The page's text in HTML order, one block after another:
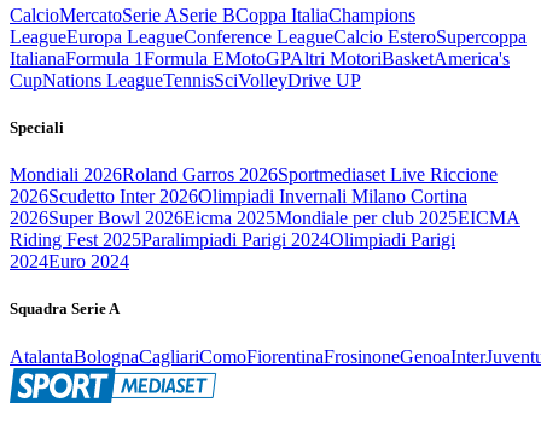
CalcioMercatoSerie ASerie BCoppa ItaliaChampions
LeagueEuropa LeagueConference LeagueCalcio EsteroSupercoppa
ItalianaFormula 1Formula EMotoGPAltri MotoriBasketAmerica's
CupNations LeagueTennisSciVolleyDrive UP
Speciali
Mondiali 2026Roland Garros 2026Sportmediaset Live Riccione
2026Scudetto Inter 2026Olimpiadi Invernali Milano Cortina
2026Super Bowl 2026Eicma 2025Mondiale per club 2025EICMA
Riding Fest 2025Paralimpiadi Parigi 2024Olimpiadi Parigi
2024Euro 2024
Squadra Serie A
AtalantaBolognaCagliariComoFiorentinaFrosinoneGenoaInter